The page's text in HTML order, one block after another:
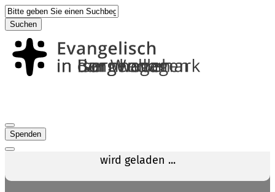
Suchen
Spenden